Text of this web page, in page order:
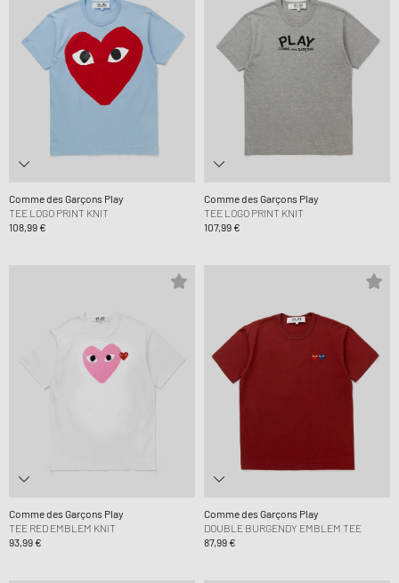
Comme des Garçons Play
TEE LOGO PRINT KNIT
108,99 €
Comme des Garçons Play
TEE LOGO PRINT KNIT
107,99 €
Comme des Garçons Play
TEE RED EMBLEM KNIT
93,99 €
Comme des Garçons Play
DOUBLE BURGENDY EMBLEM TEE
87,99 €